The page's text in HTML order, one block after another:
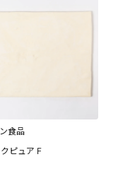
食品
ピュア F